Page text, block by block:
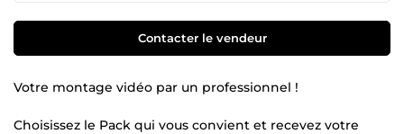
Contacter le vendeur
Votre montage vidéo par un professionnel !
Choisissez le Pack qui vous convient et recevez votre